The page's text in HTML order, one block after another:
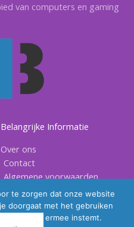
van computers en gaming
Belangrijke Informatie
Over ons
Contact
Algemene voorwaarden
Privacy voorwaarden
te zorgen dat onze website
doorgaat met het gebruiken
vanuit dat ermee instemt.